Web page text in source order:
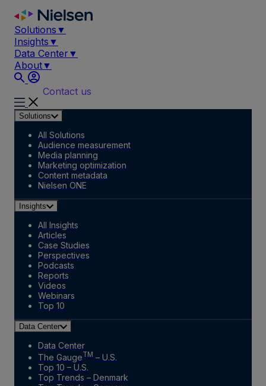
Skip
content
Solutions ▼
Insights ▼
Data Center ▼
About▼
Contact us
Solutions
All Solutions
Audience measurement
Media planning
Marketing optimization
Content metadata
Nielsen ONE
Insights
All Insights
Articles
Case Studies
Perspectives
Podcasts
Reports
Videos
Webinars
Top 10
Data Center
Data Center
The GaugeTM – U.S.
Top 10 – U.S.
Top Trends – Denmark